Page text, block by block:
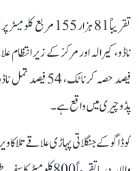
تقریباً 81 ہزار
پڈوچیری میں واقع ہے۔